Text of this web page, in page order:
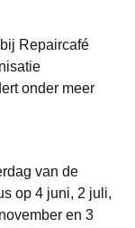
Repaircafé
onder meer
van de
op 4 juni, 2 juli,
en 3